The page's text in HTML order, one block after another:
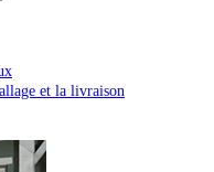
et la livraison